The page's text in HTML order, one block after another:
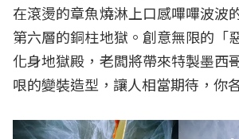
在滾燙的章魚燒淋上口感嗶嗶波波
第六層的銅柱地獄。創意無限的「
化身地獄殿，老闆將帶來特製墨西
哏的變裝造型，讓人相當期待，你